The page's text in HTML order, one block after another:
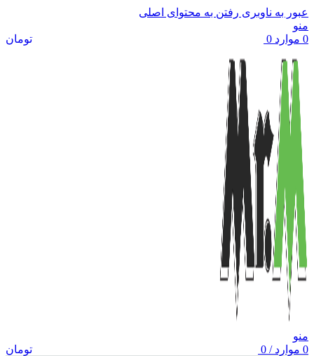
عبور به ناوبری رفتن به محتوای اصلی
منو
0 موارد 0 تومان
منو
0 موارد /
0
تومان